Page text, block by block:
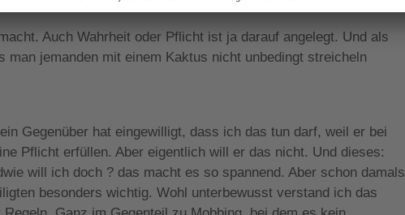
Auch Wahrheit oder Pflicht ist ja darauf angelegt. Und als
man jemanden mit einem Kaktus nicht unbedingt streicheln
Gegenüber hat eingewilligt, dass ich das tun darf, weil er bei
Pflicht erfüllen. Aber eigentlich will er das nicht. Und dieses:
will ich doch ? das macht es so spannend.Aber schon damals
besonders wichtig. Wohl unterbewusst verstand ich das